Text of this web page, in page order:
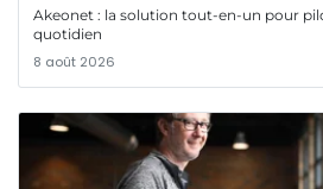
Akeonet : la solution tout-en-un pour
quotidien
8 août 2026